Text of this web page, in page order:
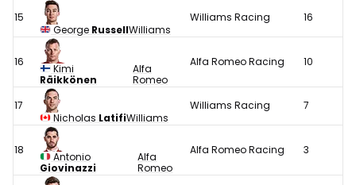
15
George RussellWilliams
Williams Racing 16
16
Kimi
Räikkönen
Alfa
Romeo
Alfa Romeo Racing 10
17
Nicholas LatifiWilliams
Williams Racing 7
18
Antonio
Giovinazzi
Alfa
Romeo
Alfa Romeo Racing 3